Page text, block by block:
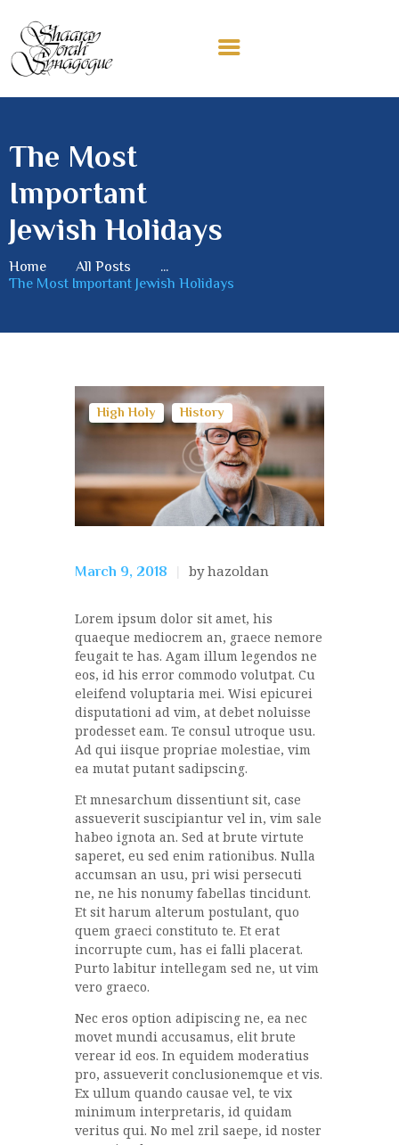
The Most
Important
Jewish Holidays
Home All Posts
...
The Most Important Jewish Holidays
ABOUT US
CEMETERY
CONTACT
High Holy History
March 9, 2018 by hazoldan
Lorem ipsum dolor sit amet, his
quaeque mediocrem an, graece nemore
feugait te has. Agam illum legendos ne
eos, id his error commodo volutpat. Cu
eleifend voluptaria mei. Wisi epicurei
disputationi ad vim, at debet noluisse
prodesset eam. Te consul utroque usu.
Ad qui iisque propriae molestiae, vim
ea mutat putant sadipscing.
Et mnesarchum dissentiunt sit, case
assueverit suscipiantur vel in, vim sale
habeo ignota an. Sed at brute virtute
saperet, eu sed enim rationibus. Nulla
accumsan an usu, pri wisi persecuti
ne, ne his nonumy fabellas tincidunt.
Et sit harum alterum postulant, quo
quem graeci constituto te. Et erat
incorrupte cum, has ei falli placerat.
Purto labitur intellegam sed ne, ut vim
vero graeco.
Nec eros option adipiscing ne, ea nec
movet mundi accusamus, elit brute
verear id eos. In equidem moderatius
pro, assueverit conclusionemque et vis.
Ex ullum quando causae vel, te vix
minimum interpretaris, id quidam
veritus qui. No mel zril saepe, id noster